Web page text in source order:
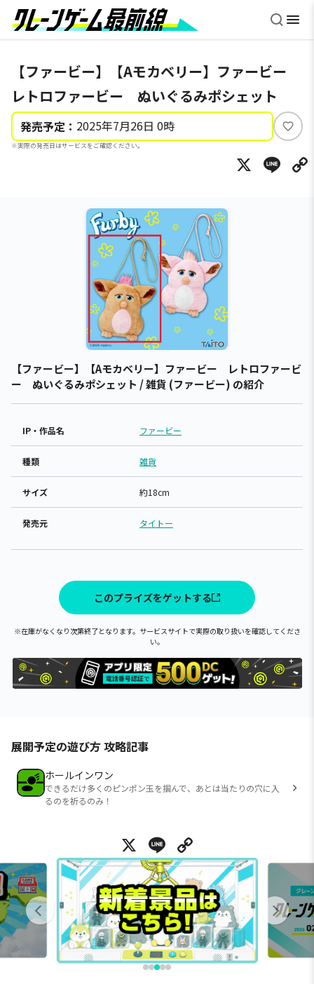
【ファービー】【Aモカベリー】ファービー
レトロファービー ぬいぐるみポシェット
発売予定： 2025年7月26日 0時
※実際の発売日はサービスをご確認ください。
い
ね
X
【ファービー】【Aモカベリー】ファービー レトロファービ
ー ぬいぐるみポシェット / 雑貨 (ファービー) の紹介
IP・作品名 ファービー
種類 雑貨
サイズ 約18cm
発売元 タイトー
このプライズをゲットする
※在庫がなくなり次第終了となります。サービスサイトで実際の取り扱いを確認してくださ
い。
展開予定の遊び方 攻略記事
ホールインワン
できるだけ多くのピンポン玉を掴んで、あとは当たりの穴に入
るのを祈るのみ！
X Line